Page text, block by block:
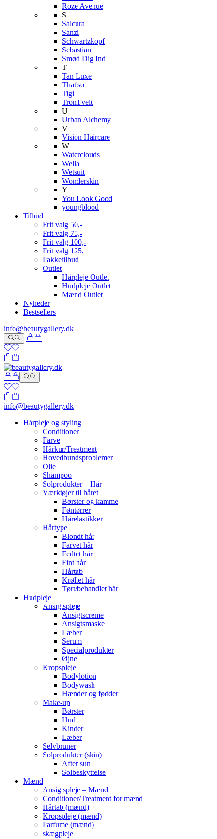
Roze Avenue
S
Salcura
Sanzi
Schwartzkopf
Sebastian
Smød Dig Ind
T
Tan Luxe
That'so
Tigi
TronTveit
U
Urban Alchemy
V
Vision Haircare
W
Waterclouds
Wella
Wetsuit
Wonderskin
Y
You Look Good
youngblood
Tilbud
Frit valg 50,-
Frit valg 75,-
Frit valg 100,-
Frit valg 125,-
Pakketilbud
Outlet
Hårpleje Outlet
Hudpleje Outlet
Mænd Outlet
Nyheder
Bestsellers
info@beautygallery.dk
info@beautygallery.dk
Hårpleje og styling
Conditioner
Farve
Hårkur/Treatment
Hovedbundsproblemer
Olie
Shampoo
Solprodukter – Hår
Værktøjer til håret
Børster og kamme
Føntørrer
Hårelastikker
Hårtype
Blondt hår
Farvet hår
Fedtet hår
Fint hår
Hårtab
Krøllet hår
Tørt/behandlet hår
Hudpleje
Ansigtspleje
Ansigtscreme
Ansigtsmaske
Læber
Serum
Specialprodukter
Øjne
Kropspleje
Bodylotion
Bodywash
Hænder og fødder
Make-up
Børster
Hud
Kinder
Læber
Selvbruner
Solprodukter (skin)
After sun
Solbeskyttelse
Mænd
Ansigtspleje – Mænd
Conditioner/Treatment for mænd
Hårtab (mænd)
Kropspleje (mænd)
Parfume (mænd)
skægpleje